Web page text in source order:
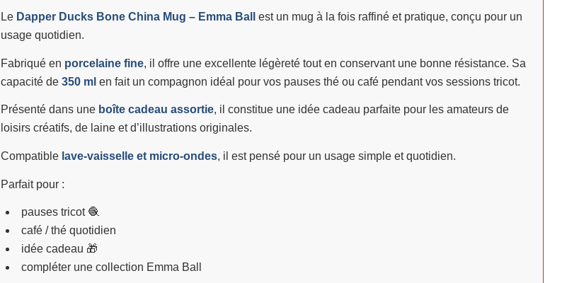
Le Dapper Ducks Bone China Mug – Emma Ball
est un mug à la fois raffiné et pratique, conçu pour un
usage quotidien.
Fabriqué en porcelaine fine, il offre une excellente légèreté tout en conservant une bonne résistance. Sa
capacité de 350 ml en fait un compagnon idéal pour vos pauses thé ou café pendant vos sessions tricot.
Présenté dans une boîte cadeau assortie, il constitue une idée cadeau parfaite pour les amateurs de
loisirs créatifs, de laine et d’illustrations originales.
Compatible lave-vaisselle et micro-ondes, il est pensé pour un usage simple et quotidien.
Parfait pour :
pauses tricot 🧶
café / thé quotidien
idée cadeau 🎁
compléter une collection Emma Ball